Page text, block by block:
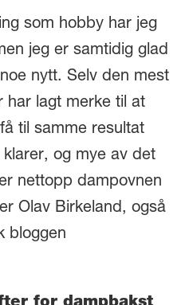
som hobby har jeg
jeg er samtidig glad
nytt. Selv den mest
har lagt merke til at
til samme resultat
og mye av det
nettopp dampovnen
Olav Birkeland, også
bloggen